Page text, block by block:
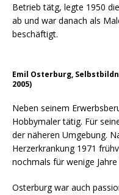
Betrieb tätg, legte 1950
ab und war danach als
beschäftigt.
Emil Osterburg,
2005)
Neben seinem
Hobbymaler tätig. Für
der näheren Umgebung.
Herzerkrankung 1971
nochmals für wenige
Osterburg war auch